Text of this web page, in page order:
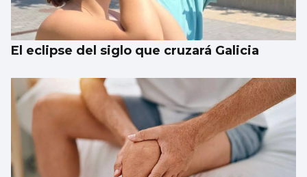
El eclipse del siglo que cruzará Galicia